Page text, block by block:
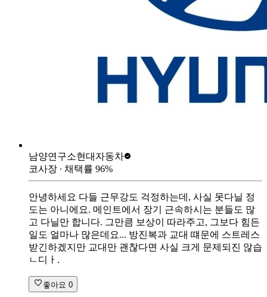
남양연구소현대자동차
코사장 ∙ 채택률 96%
안녕하세요 다들 근무강도 걱정하는데, 사실 못다닐 정
도는 아니에요. 메인트에서 장기 근속하시는 분들도 많
고 다닐만 합니다. 그만큼 보상이 따라주고, 그보다 힘든
일도 얼마나 많은데요... 방진복과 교대 떄문에 스트레스
받긴하겠지만 교대만 괜찮다면 사실 크게 문제되진 않습
ㄴ디ㅏ.
좋아요 0